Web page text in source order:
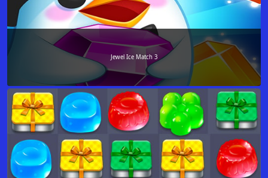
Jewel Ice Match 3